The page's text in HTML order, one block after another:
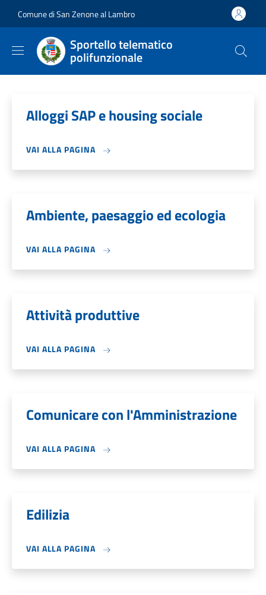
Comune di San Zenone al Lambro
Sportello telematico
polifunzionale
Alloggi SAP e housing sociale
VAI ALLA PAGINA
Ambiente, paesaggio ed ecologia
VAI ALLA PAGINA
Attività produttive
VAI ALLA PAGINA
Comunicare con l'Amministrazione
VAI ALLA PAGINA
Edilizia
VAI ALLA PAGINA